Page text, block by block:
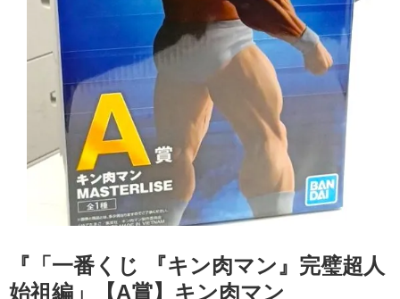
『「一番くじ 『キン肉マン』完璧超人
始祖編」【A賞】キン肉マン